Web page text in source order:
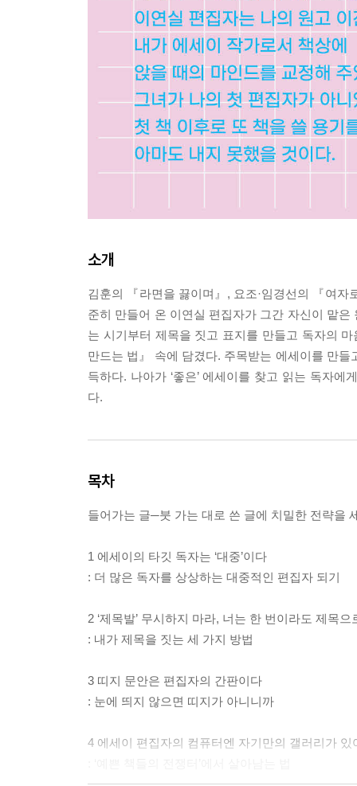
소개
김훈의 『라면을 끓이며』, 요조·임경선의 『여
준히 만들어 온 이연실 편집자가 그간 자신이 맡
는 시기부터 제목을 짓고 표지를 만들고 독자의
만드는 법』 속에 담겼다. 주목받는 에세이를 만
득하다. 나아가 ‘좋은’ 에세이를 찾고 읽는 독자
다.
목차
들어가는 글─붓 가는 대로 쓴 글에 치밀한 전략을
1 에세이의 타깃 독자는 ‘대중’이다
: 더 많은 독자를 상상하는 대중적인 편집자 되기
2 ‘제목발’ 무시하지 마라, 너는 한 번이라도 제목
: 내가 제목을 짓는 세 가지 방법
3 띠지 문안은 편집자의 간판이다
: 눈에 띄지 않으면 띠지가 아니니까
4 에세이 편집자의 컴퓨터엔 자기만의 갤러리가 있